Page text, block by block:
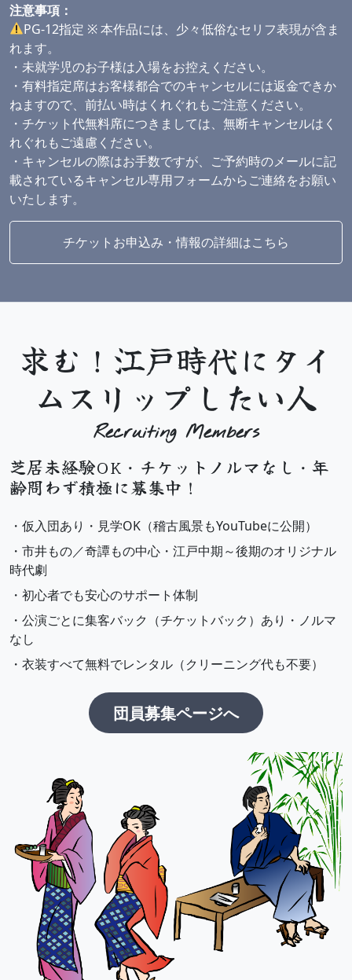
注意事項：
PG-12指定 ※ 本作品には、少々低俗なセリフ表現が含ま
れます。
・未就学児のお子様は入場をお控えください。
・有料指定席はお客様都合でのキャンセルには返金できか
ねますので、前払い時はくれぐれもご注意ください。
・チケット代無料席につきましては、無断キャンセルはく
れぐれもご遠慮ください。
・キャンセルの際はお手数ですが、ご予約時のメールに記
載されているキャンセル専用フォームからご連絡をお願い
いたします。
チケットお申込み・情報の詳細はこちら
求む！江戸時代にタイ
ムスリップしたい人
Recruiting Members
芝居未経験OK・チケットノルマなし・年
齢問わず積極に募集中！
・仮入団あり・見学OK（稽古風景もYouTubeに公開）
・市井もの／奇譚もの中心・江戸中期～後期のオリジナル
時代劇
・初心者でも安心のサポート体制
・公演ごとに集客バック（チケットバック）あり・ノルマ
なし
・衣装すべて無料でレンタル（クリーニング代も不要）
団員募集ページへ